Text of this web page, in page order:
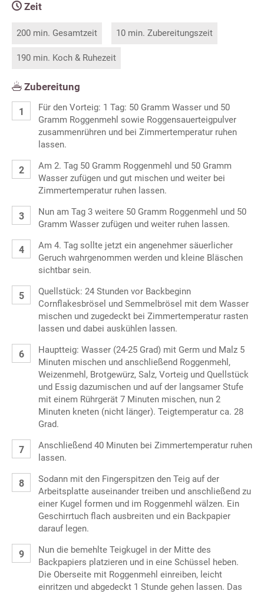
Zeit
200 min. Gesamtzeit 10 min. Zubereitungszeit
190 min. Koch & Ruhezeit
Zubereitung
Für den Vorteig: 1 Tag: 50 Gramm Wasser und 50
Gramm Roggenmehl sowie Roggensauerteigpulver
zusammenrühren und bei Zimmertemperatur ruhen
lassen.
Am 2. Tag 50 Gramm Roggenmehl und 50 Gramm
Wasser zufügen und gut mischen und weiter bei
Zimmertemperatur ruhen lassen.
Nun am Tag 3 weitere 50 Gramm Roggenmehl und 50
Gramm Wasser zufügen und weiter ruhen lassen.
Am 4. Tag sollte jetzt ein angenehmer säuerlicher
Geruch wahrgenommen werden und kleine Bläschen
sichtbar sein.
Quellstück: 24 Stunden vor Backbeginn
Cornflakesbrösel und Semmelbrösel mit dem Wasser
mischen und zugedeckt bei Zimmertemperatur rasten
lassen und dabei auskühlen lassen.
Hauptteig: Wasser (24-25 Grad) mit Germ und Malz 5
Minuten mischen und anschließend Roggenmehl,
Weizenmehl, Brotgewürz, Salz, Vorteig und Quellstück
und Essig dazumischen und auf der langsamer Stufe
mit einem Rührgerät 7 Minuten mischen, nun 2
Minuten kneten (nicht länger). Teigtemperatur ca. 28
Grad.
Anschließend 40 Minuten bei Zimmertemperatur ruhen
lassen.
Sodann mit den Fingerspitzen den Teig auf der
Arbeitsplatte auseinander treiben und anschließend zu
einer Kugel formen und im Roggenmehl wälzen. Ein
Geschirrtuch flach ausbreiten und ein Backpapier
darauf legen.
Nun die bemehlte Teigkugel in der Mitte des
Backpapiers platzieren und in eine Schüssel heben.
Die Oberseite mit Roggenmehl einreiben, leicht
einritzen und abgedeckt 1 Stunde gehen lassen. Das